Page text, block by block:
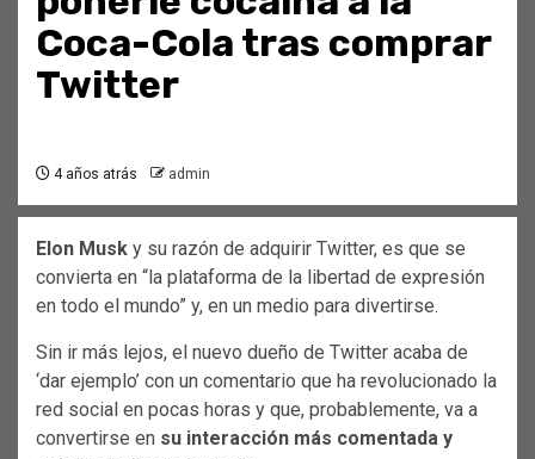
Coca-Cola tras comprar
Twitter
4 años atrás admin
Elon Musk y su razón de adquirir Twitter, es que se
convierta en “la plataforma de la libertad de expresión
en todo el mundo” y, en un medio para divertirse.
Sin ir más lejos, el nuevo dueño de Twitter acaba de
‘dar ejemplo’ con un comentario que ha revolucionado la
red social en pocas horas y que, probablemente, va a
convertirse en su interacción más comentada y